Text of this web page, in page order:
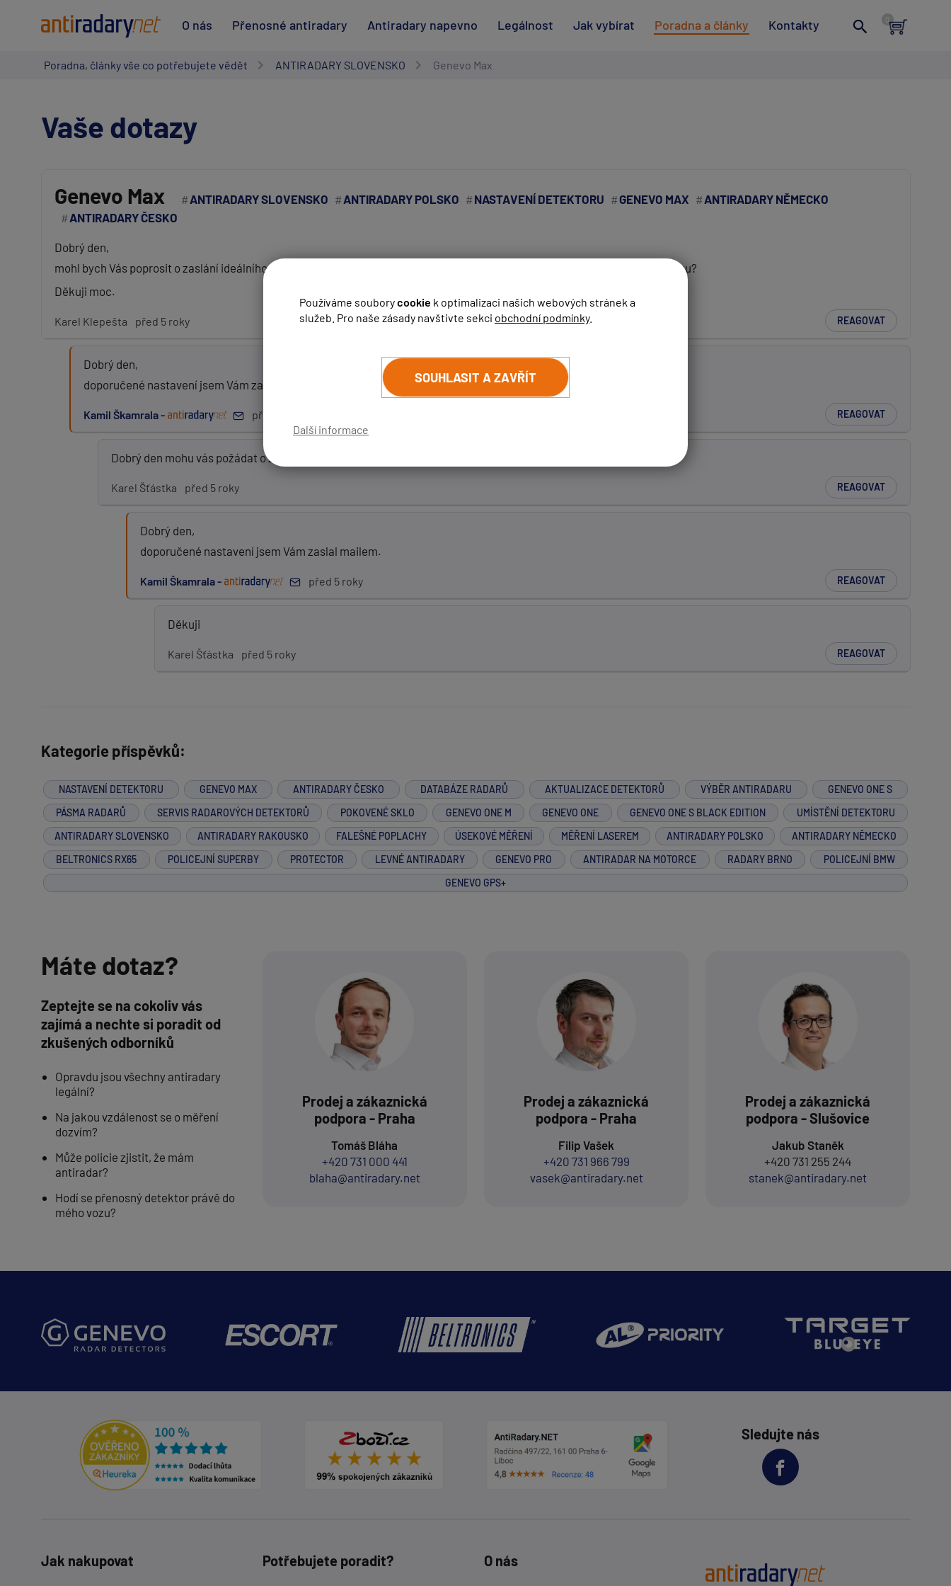
Používáme souborycookie k optimalizaci našich webových stránek a
služeb. Pro naše zásady navštivte sekci obchodní podmínky.
SOUHLASIT A ZAVŘÍT
Další informace
O nás Přenosné antiradary Antiradary napevno Legálnost Jak vybírat Poradna a články Kontakty
Poradna, články vše co potřebujete vědět ANTIRADARY SLOVENSKO Genevo Max
Vaše dotazy
Vaše jméno:
Váš e-mail:
Zpráva:
Genevo Max ANTIRADARY SLOVENSKO ANTIRADARY POLSKO NASTAVENÍ DETEKTORU GENEVO MAX
ANTIRADARY NĚMECKO
ANTIRADARY ČESKO
Dobrý den,
mohl bych Vás poprosit o zaslání ideálního nastavení Genovo Max v České Republice, Německu, Rakousku, Slovensku a Polsku?
Děkuji moc.
Karel Klepešta před 5 roky REAGOVAT
Dobrý den,
doporučené nastavení jsem Vám zaslal mailem.
Kamil Škamrala - před 5 roky REAGOVAT
Dobrý den mohu vás požádat o zaslání optimálního nastavení v ČR mám genovo Max děkuji
Karel Šťástka před 5 roky REAGOVAT
Dobrý den,
doporučené nastavení jsem Vám zaslal mailem.
Kamil Škamrala - před 5 roky REAGOVAT
Děkuji
Karel Šťástka před 5 roky REAGOVAT
Kategorie příspěvků:
NASTAVENÍ DETEKTORU GENEVO MAX ANTIRADARY ČESKO DATABÁZE RADARŮ AKTUALIZACE DETEKTORŮ VÝBĚR ANTIRADARU
GENEVO ONE S
PÁSMA RADARŮ
SERVIS RADAROVÝCH DETEKTORŮ POKOVENÉ SKLO GENEVO ONE M GENEVO ONE GENEVO ONE S BLACK EDITION
UMÍSTĚNÍ DETEKTORU
ANTIRADARY SLOVENSKO
ANTIRADARY RAKOUSKO FALEŠNÉ POPLACHY ÚSEKOVÉ MĚŘENÍ MĚŘENÍ LASEREM ANTIRADARY POLSKO
ANTIRADARY NĚMECKO
BELTRONICS RX65
POLICEJNÍ SUPERBY PROTECTOR LEVNÉ ANTIRADARY GENEVO PRO ANTIRADAR NA MOTORCE RADARY BRNO
POLICEJNÍ BMW
GENEVO GPS+
Máte dotaz?
Zeptejte se na cokoliv vás
zajímá a nechte si poradit od
zkušených odborníků
Opravdu jsou všechny antiradary
legální?
Na jakou vzdálenost se o měření
dozvím?
Může policie zjistit, že mám
antiradar?
Hodí se přenosný detektor právě do
mého vozu?
Prodej a zákaznická
podpora - Praha
Tomáš Bláha
+420 731 000 441
blaha@antiradary.net
Prodej a zákaznická
podpora - Praha
Filip Vašek
+420 731 966 799
vasek@antiradary.net
Prodej a zákaznická
podpora - Slušovice
Jakub Staněk
+420 731 255 244
stanek@antiradary.net
Sledujte nás
Jak nakupovat Potřebujete poradit? O nás